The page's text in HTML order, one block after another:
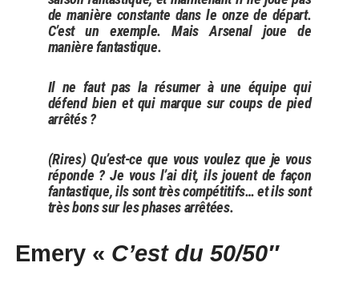
de manière constante dans le onze de départ.
C’est un exemple. Mais Arsenal joue de
manière fantastique.
Il ne faut pas la résumer à une équipe qui
défend bien et qui marque sur coups de pied
arrêtés ?
(Rires) Qu’est-ce que vous voulez que je vous
réponde ? Je vous l’ai dit, ils jouent de façon
fantastique, ils sont très compétitifs… et ils sont
très bons sur les phases arrêtées.
Emery « C’est du 50/50″